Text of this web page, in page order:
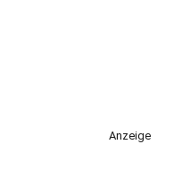
Anzeige